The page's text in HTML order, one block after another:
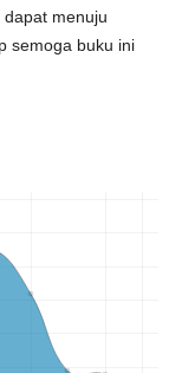
menuju
semoga buku ini